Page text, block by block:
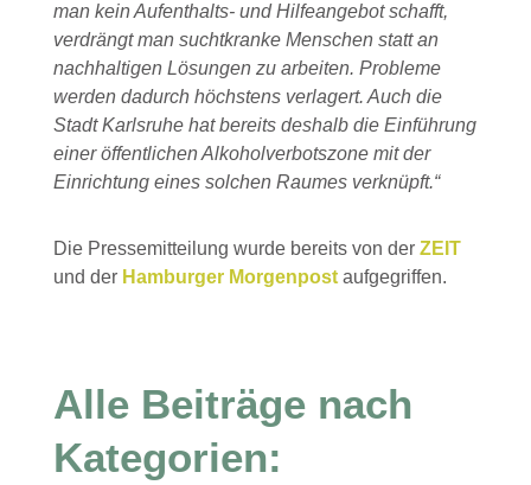
man kein Aufenthalts- und Hilfeangebot schafft,
verdrängt man suchtkranke Menschen statt an
nachhaltigen Lösungen zu arbeiten. Probleme
werden dadurch höchstens verlagert. Auch die
Stadt Karlsruhe hat bereits deshalb die Einführung
einer öffentlichen Alkoholverbotszone mit der
Einrichtung eines solchen Raumes verknüpft.“
Die Pressemitteilung wurde bereits von der ZEIT
und der Hamburger Morgenpostaufgegriffen.
Alle Beiträge nach
Kategorien: